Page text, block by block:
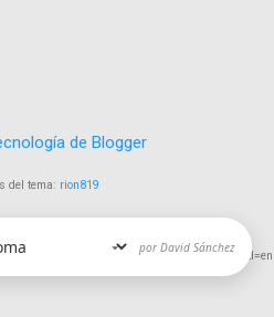
de Blogger
del tema: rion819
tegustamuchoelcine-com.translate.goog/?
com.translate.goog/?_x_tr_sl=es&_x_tr_tl=en
por David Sánchez